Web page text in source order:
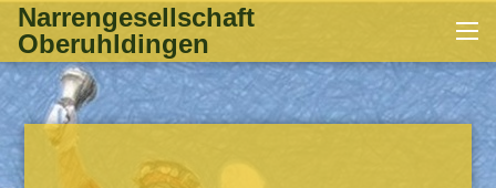
Zum
Inhalt
springen
Narrengesellschaft
Oberuhldingen